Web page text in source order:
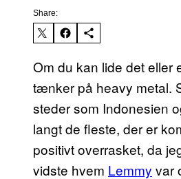
Share:
Om du kan lide det
tænker på heavy metal.
steder som Indonesien
langt de fleste, der er
positivt overrasket, da
vidste hvem Lemmy var